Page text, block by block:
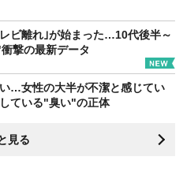
ビ離れ｣が始まった…10代後半～
撃の最新データ
…女性の大半が不潔と感じてい
ている"臭い"の正体
見る